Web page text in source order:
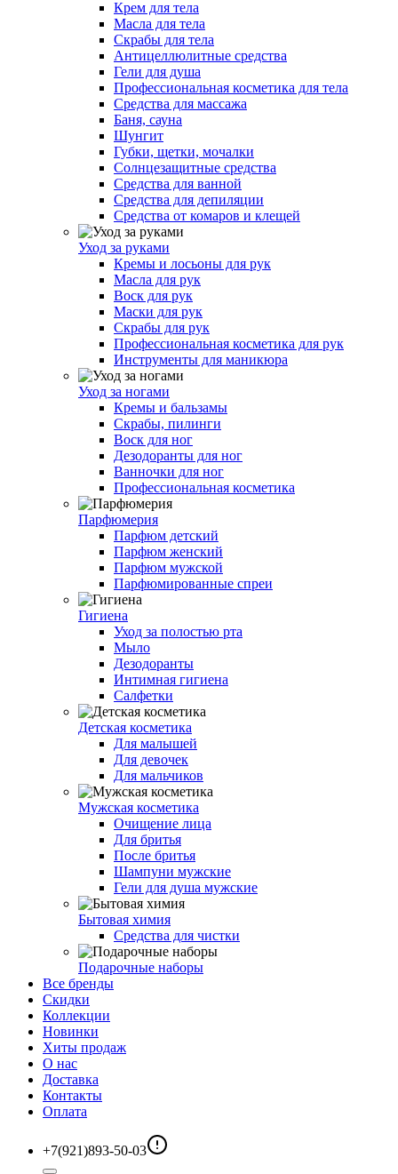
Крем для тела
Масла для тела
Скрабы для тела
Антицеллюлитные средства
Гели для душа
Профессиональная косметика для тела
Средства для массажа
Баня, сауна
Шунгит
Губки, щетки, мочалки
Солнцезащитные средства
Средства для ванной
Средства для депиляции
Средства от комаров и клещей
Уход за руками
Кремы и лосьоны для рук
Масла для рук
Воск для рук
Маски для рук
Скрабы для рук
Профессиональная косметика для рук
Инструменты для маникюра
Уход за ногами
Кремы и бальзамы
Скрабы, пилинги
Воск для ног
Дезодоранты для ног
Ванночки для ног
Профессиональная косметика
Парфюмерия
Парфюм детский
Парфюм женский
Парфюм мужской
Парфюмированные спреи
Гигиена
Уход за полостью рта
Мыло
Дезодоранты
Интимная гигиена
Салфетки
Детская косметика
Для малышей
Для девочек
Для мальчиков
Мужская косметика
Очищение лица
Для бритья
После бритья
Шампуни мужские
Гели для душа мужские
Бытовая химия
Средства для чистки
Подарочные наборы
Все бренды
Скидки
Коллекции
Новинки
Хиты продаж
О нас
Доставка
Контакты
Оплата
+7(921)893-50-03